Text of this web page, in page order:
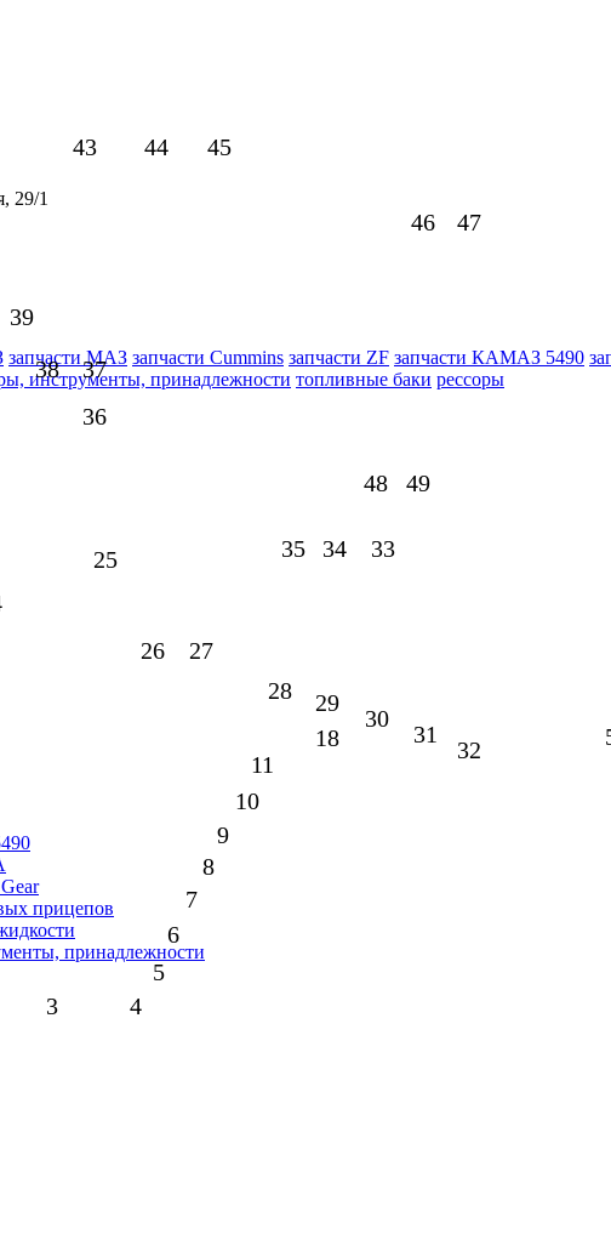
29/1
запчасти МАЗ запчасти Cummins запчасти ZF запчасти КАМАЗ 5490
инструменты, принадлежности топливные баки рессоры
прицепов
принадлежности
47
49
48
46
45
44
43
39
38
10
18
11
9
8
7
6
5
4
3
29
37
36
35 34 33
32
31
30
28
27
26
25